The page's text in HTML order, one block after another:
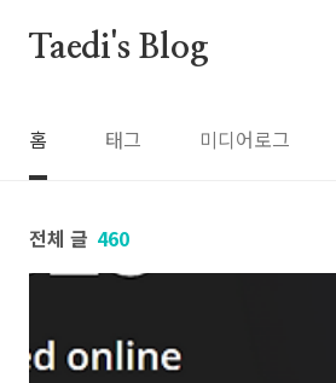
Taedi's Blog
홈 태그 미디어로그
전체 글 460